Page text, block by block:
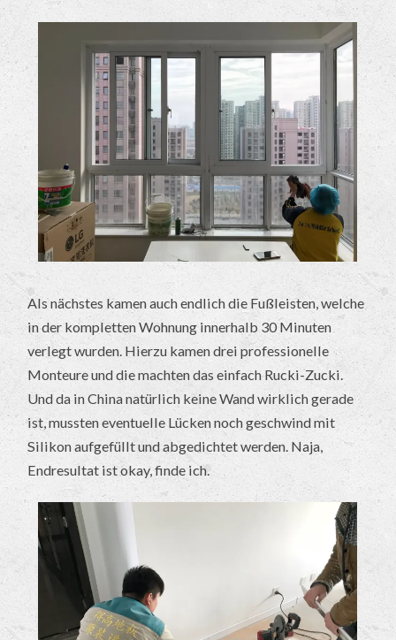
Als nächstes kamen auch endlich die Fußleisten, welche
in der kompletten Wohnung innerhalb 30 Minuten
verlegt wurden. Hierzu kamen drei professionelle
Monteure und die machten das einfach Rucki-Zucki.
Und da in China natürlich keine Wand wirklich gerade
ist, mussten eventuelle Lücken noch geschwind mit
Silikon aufgefüllt und abgedichtet werden. Naja,
Endresultat ist okay, finde ich.